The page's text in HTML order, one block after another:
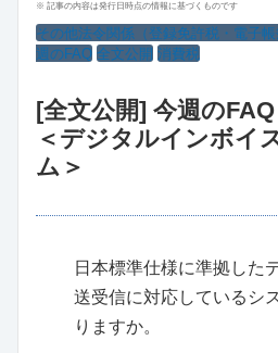
※ 記事の内容は発行日時点の情報に基づくものです
その他法令関係（登録免許税・電子帳
週のFAQ 全文公開 消費税
[全文公開] 今週のFAQ
＜デジタルインボイ
ム＞
日本標準仕様に準拠した
送受信に対応しているシ
りますか。